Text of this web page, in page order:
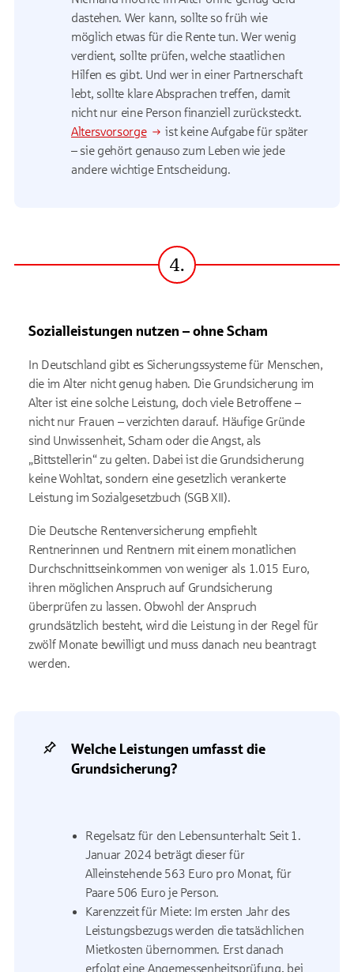
dastehen. Wer kann, sollte so früh wie
möglich etwas für die Rente tun. Wer wenig
verdient, sollte prüfen, welche staatlichen
Hilfen es gibt. Und wer in einer Partnerschaft
lebt, sollte klare Absprachen treffen, damit
nicht nur eine Person finanziell zurücksteckt.
Altersvorsorge
ist keine Aufgabe für später
– sie gehört genauso zum Leben wie jede
andere wichtige Entscheidung.
Schritt
4.
Sozialleistungen nutzen – ohne Scham
In Deutschland gibt es Sicherungssysteme für Menschen,
die im Alter nicht genug haben. Die Grundsicherung im
Alter ist eine solche Leistung, doch viele Betroffene –
nicht nur Frauen – verzichten darauf. Häufige Gründe
sind Unwissenheit, Scham oder die Angst, als
„Bittstellerin“ zu gelten. Dabei ist die Grundsicherung
keine Wohltat, sondern eine gesetzlich verankerte
Leistung im Sozialgesetzbuch (SGB XII).
Die Deutsche Rentenversicherung empfiehlt
Rentnerinnen und Rentnern mit einem monatlichen
Durchschnittseinkommen von weniger als 1.015 Euro,
ihren möglichen Anspruch auf Grundsicherung
überprüfen zu lassen. Obwohl der Anspruch
grundsätzlich besteht, wird die Leistung in der Regel für
zwölf Monate bewilligt und muss danach neu beantragt
werden.
Welche Leistungen umfasst die
Grundsicherung?
Regelsatz für den Lebensunterhalt: Seit 1.
Januar 2024 beträgt dieser für
Alleinstehende 563 Euro pro Monat, für
Paare 506 Euro je Person.
Karenzzeit für Miete: Im ersten Jahr des
Leistungsbezugs werden die tatsächlichen
Mietkosten übernommen. Erst danach
erfolgt eine Angemessenheitsprüfung, bei